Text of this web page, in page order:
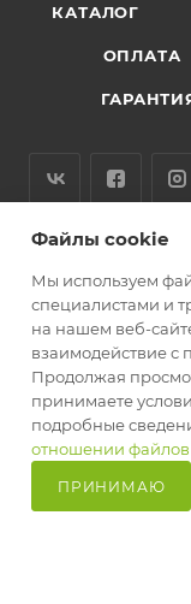
КАТАЛОГ
ОПЛАТА
г.
Файлы cookie
Мы используем
специалистами и
на нашем веб-
взаимодействие с
Продолжая
принимаете
подробные
отношении файлов
ПРИНИМАЮ
Главная
Кабинет